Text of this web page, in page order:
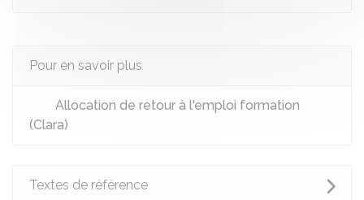
Pour en savoir plus
Allocation de retour à l'emploi formation
(Clara)
Textes de référence